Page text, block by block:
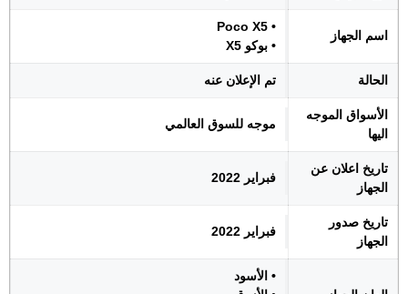
اسم الجهاز
• Poco X5
• بوكو X5
الحالة تم الإعلان عنه
الأسواق الموجه
اليها
موجه للسوق العالمي
تاريخ اعلان عن
الجهاز
فبراير 2022
تاريخ صدور
الجهاز
فبراير 2022
• الأسود